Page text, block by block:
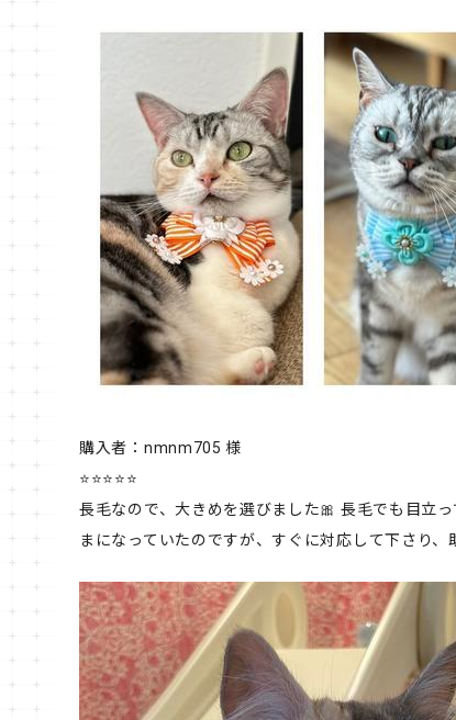
購入者：nmnm705 様
⭐⭐⭐⭐⭐
長毛なので、大きめを選びました🎀 長毛でも目立
まになっていたのですが、すぐに対応して下さり、